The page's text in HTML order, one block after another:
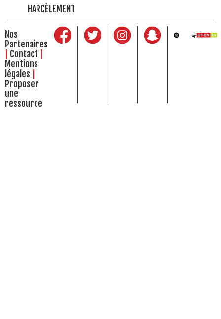
HARCÈLEMENT
Nos
Partenaires
Contact
Mentions
légales
Proposer
une
ressource